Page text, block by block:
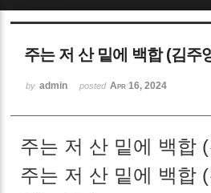
주는 저 산 밑에 백합 (김주
by admin posted Apr 16, 2024
주는 저 산 밑에 백합
주는 저 산 밑에 백합
Sketchbook5, 스
Sketchbook5, 스